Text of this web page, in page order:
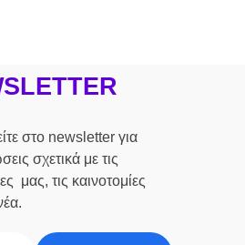
στο newsletter για
σχετικά με τις
μας, τις καινοτομίες